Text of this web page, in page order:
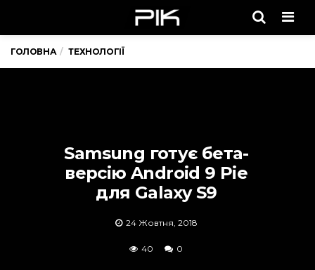
ГОЛОВНА ТЕХНОЛОГІЇ
Samsung готує бета-
версію Android 9 Pie
для Galaxy S9
24 Жовтня, 2018
40 0